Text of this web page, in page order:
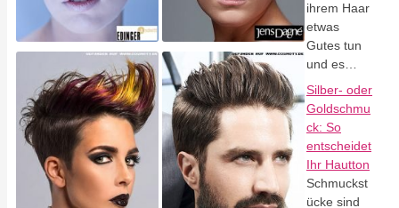
ihrem Haar
etwas
Gutes tun
und es…
Silber- oder
Goldschmu
ck: So
entscheidet
Ihr Hautton
Schmuckst
ücke sind